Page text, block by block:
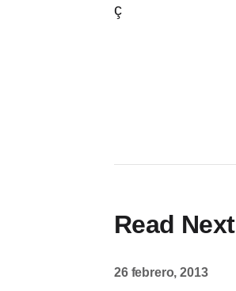
ç
Read Next
26 febrero, 2013